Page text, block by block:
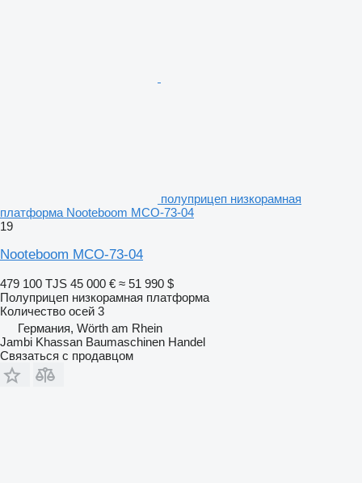
полуприцеп низкорамная
платформа Nooteboom MCO-73-04
19
Nooteboom MCO-73-04
479 100 TJS 45 000 € ≈ 51 990 $
Полуприцеп низкорамная платформа
Количество осей 3
Германия, Wörth am Rhein
Jambi Khassan Baumaschinen Handel
Связаться с продавцом